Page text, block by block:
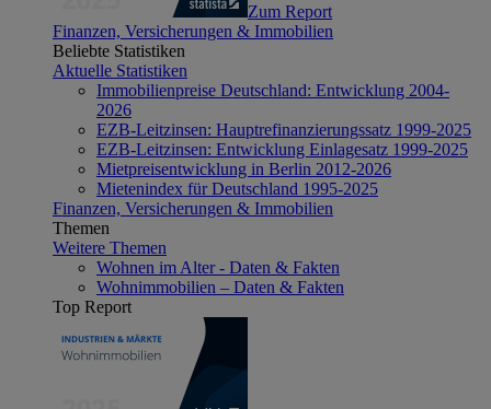
Zum Report
Finanzen, Versicherungen & Immobilien
Beliebte Statistiken
Aktuelle Statistiken
Immobilienpreise Deutschland: Entwicklung 2004-
2026
EZB-Leitzinsen: Hauptrefinanzierungssatz 1999-2025
EZB-Leitzinsen: Entwicklung Einlagesatz 1999-2025
Mietpreisentwicklung in Berlin 2012-2026
Mietenindex für Deutschland 1995-2025
Finanzen, Versicherungen & Immobilien
Themen
Weitere Themen
Wohnen im Alter - Daten & Fakten
Wohnimmobilien – Daten & Fakten
Top Report